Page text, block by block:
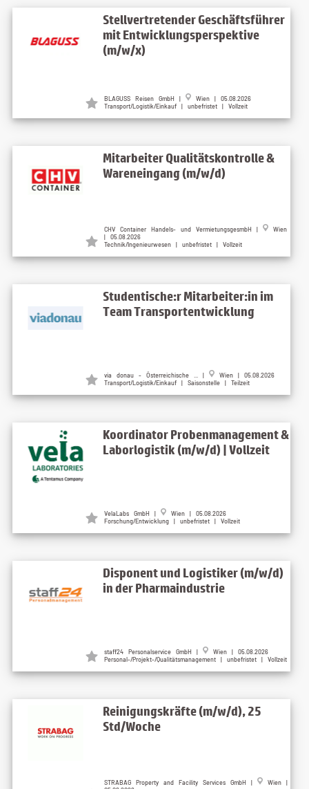
Stellvertretender Geschäftsführer
mit Entwicklungsperspektive
(m/w/x)
BLAGUSS Reisen GmbH |
Wien | 05.08.2026
Transport/Logistik/Einkauf | unbefristet | Vollzeit
Mitarbeiter Qualitätskontrolle &
Wareneingang (m/w/d)
CHV Container Handels- und VermietungsgesmbH |
Wien
| 05.08.2026
Technik/Ingenieurwesen | unbefristet | Vollzeit
Studentische:r Mitarbeiter:in im
Team Transportentwicklung
via donau - Österreichische ... |
Wien | 05.08.2026
Transport/Logistik/Einkauf | Saisonstelle | Teilzeit
Koordinator Probenmanagement &
Laborlogistik (m/w/d) | Vollzeit
VelaLabs GmbH |
Wien | 05.08.2026
Forschung/Entwicklung | unbefristet | Vollzeit
Disponent und Logistiker (m/w/d)
in der Pharmaindustrie
staff24 Personalservice GmbH |
Wien | 05.08.2026
Personal-/Projekt-/Qualitätsmanagement | unbefristet | Vollzeit
Reinigungskräfte (m/w/d), 25
Std/Woche
STRABAG Property and Facility Services GmbH |
Wien |